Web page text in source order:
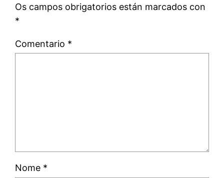
Os campos obrigatorios están marcados con
*
Comentario *
Nome *